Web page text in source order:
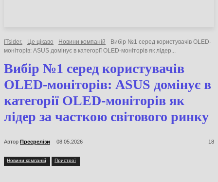
ITsider. Це цікаво Новини компаній
Вибір №1 серед користувачів OLED-
моніторів: ASUS домінує в категорії OLED-моніторів як лідер...
Вибір №1 серед користувачів
OLED-моніторів: ASUS домінує в
категорії OLED-моніторів як
лідер за часткою світового ринку
Автор Пресрелізи 08.05.2026 18
Новини компаній Пристрої